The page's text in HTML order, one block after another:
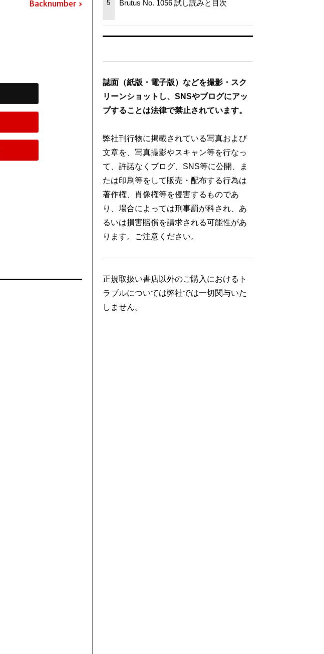
Backnumber 5 Brutus No. 1056 試し読みと目次
誌面（紙版・電子版）などを撮影・スク
リーンショットし、SNSやブログにアッ
プすることは法律で禁止されています。
弊社刊行物に掲載されている写真および
文章を、写真撮影やスキャン等を行なっ
て、許諾なくブログ、SNS等に公開、ま
たは印刷等をして販売・配布する行為は
著作権、肖像権等を侵害するものであ
り、場合によっては刑事罰が科され、あ
るいは損害賠償を請求される可能性があ
ります。ご注意ください。
正規取扱い書店以外のご購入におけるト
ラブルについては弊社では一切関与いた
しません。